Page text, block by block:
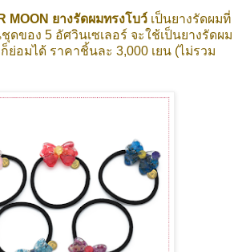
MOON ยางรัดผมทรงโบว์ เป็นยางรัดผมที่
ดของ 5 อัศวินเซเลอร์ จะใช้เป็นยางรัดผม
ย่อมได้ ราคาชิ้นละ 3,000 เยน (ไม่รวม